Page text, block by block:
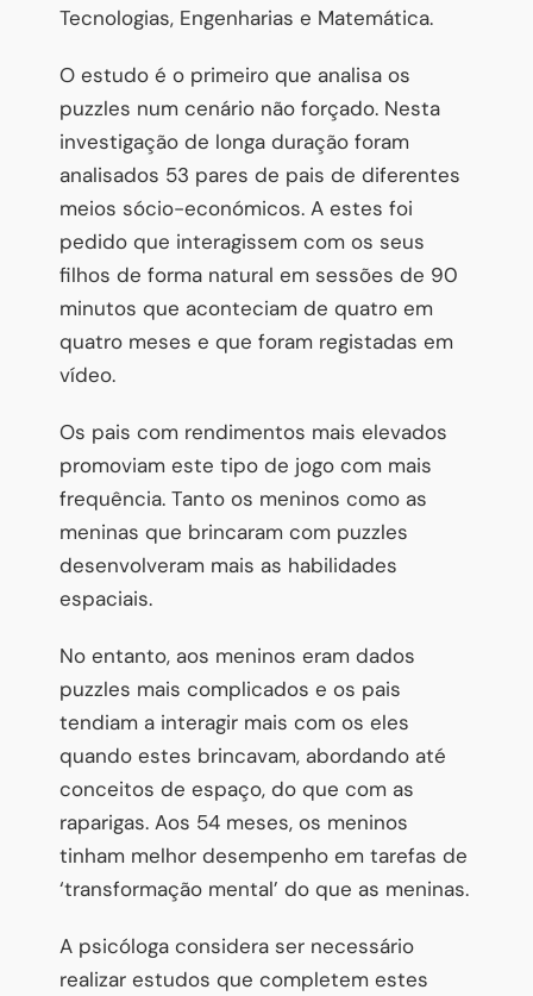
Tecnologias, Engenharias e Matemática.
O estudo é o primeiro que analisa os
puzzles num cenário não forçado. Nesta
investigação de longa duração foram
analisados 53 pares de pais de diferentes
meios sócio-económicos. A estes foi
pedido que interagissem com os seus
filhos de forma natural em sessões de 90
minutos que aconteciam de quatro em
quatro meses e que foram registadas em
vídeo.
Os pais com rendimentos mais elevados
promoviam este tipo de jogo com mais
frequência. Tanto os meninos como as
meninas que brincaram com puzzles
desenvolveram mais as habilidades
espaciais.
No entanto, aos meninos eram dados
puzzles mais complicados e os pais
tendiam a interagir mais com os eles
quando estes brincavam, abordando até
conceitos de espaço, do que com as
raparigas. Aos 54 meses, os meninos
tinham melhor desempenho em tarefas de
‘transformação mental’ do que as meninas.
A psicóloga considera ser necessário
realizar estudos que completem estes